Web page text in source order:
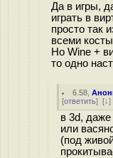
Да в игры,
играть в
просто так
всеми
Но Wine +
то одно
6.58 ,
[ответить] [↓
в 3d, даже
или
(под